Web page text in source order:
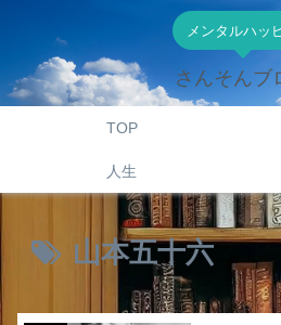
メンタルハッ
さんそんブ
TOP
人生
山本五十六